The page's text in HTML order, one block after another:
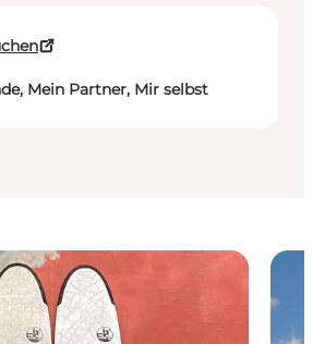
Mein Partner, Mir selbst